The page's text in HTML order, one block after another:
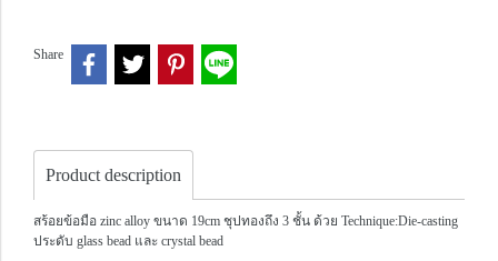
Share
Product description
สร้อยข้อมือ zinc alloy ขนาด 19cm ชุปทองถึง 3 ชั้น ด้วย Technique:Die-casting
ประดับ glass bead และ crystal bead